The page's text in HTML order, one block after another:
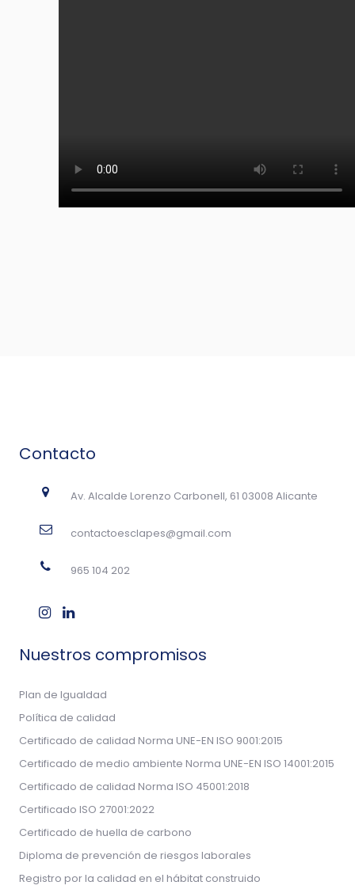
Contacto
Av. Alcalde Lorenzo Carbonell, 61 03008 Alicante
contactoesclapes@gmail.com
965 104 202
Nuestros compromisos
Plan de Igualdad
Política de calidad
Certificado de calidad Norma UNE-EN ISO 9001:2015
Certificado de medio ambiente Norma UNE-EN ISO 14001:2015
Certificado de calidad Norma ISO 45001:2018
Certificado ISO 27001:2022
Certificado de huella de carbono
Diploma de prevención de riesgos laborales
Registro por la calidad en el hábitat construido